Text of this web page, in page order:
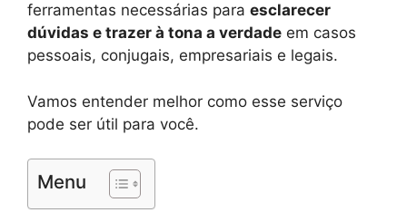
ferramentas necessárias para esclarecer
dúvidas e trazer à tona a verdade em casos
pessoais, conjugais, empresariais e legais.
Vamos entender melhor como esse serviço
pode ser útil para você.
Menu